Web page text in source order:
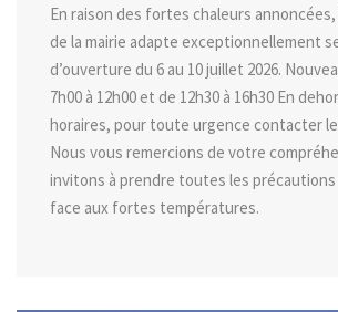
En raison des fortes chaleurs
de la mairie adapte exceptionnellement
d’ouverture du 6 au 10 juillet 2026.
7h00 à 12h00 et de 12h30 à 16h30 En
horaires, pour toute urgence contacter le :
Nous vous remercions de votre
invitons à prendre toutes les
face aux fortes températures.